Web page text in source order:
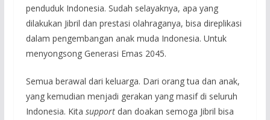
penduduk Indonesia. Sudah selayaknya, apa yang
dilakukan Jibril dan prestasi olahraganya, bisa direplikasi
dalam pengembangan anak muda Indonesia. Untuk
menyongsong Generasi Emas 2045.
Semua berawal dari keluarga. Dari orang tua dan anak,
yang kemudian menjadi gerakan yang masif di seluruh
Indonesia. Kita support dan doakan semoga Jibril bisa